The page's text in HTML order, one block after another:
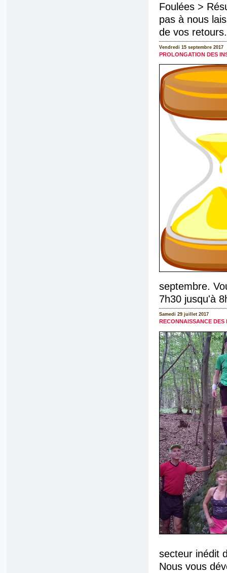
Foulées >
pas à nous
de vos retours.
Vendredi 15 septembre 2017
PROLONGATION DES
septembre.
7h30 jusqu'à
Samedi 29 juillet 2017
RECONNAISSANCE
secteur inédit
Nous vous